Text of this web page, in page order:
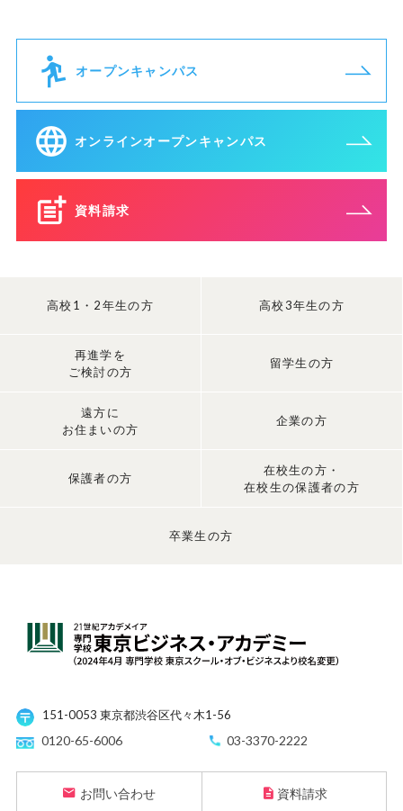
オープンキャンパス
オンラインオープンキャンパス
資料請求
高校1・2年生の方 高校3年生の方
再進学を
ご検討の方
留学生の方
遠方に
お住まいの方
企業の方
保護者の方
在校生の方・
在校生の保護者の方
卒業生の方
151-0053 東京都渋谷区代々木1-56
0120-65-6006 03-3370-2222
お問い合わせ 資料請求